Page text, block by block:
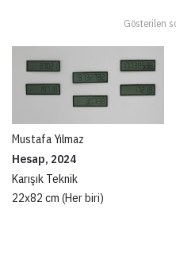
Gösterilen
Mustafa Yılmaz
Hesap, 2024
Karışık Teknik
22x82 cm (Her biri)